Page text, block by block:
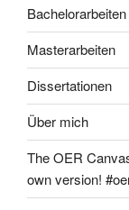
Bachelorarbeiten
Masterarbeiten
Dissertationen
Über mich
The OER
own version!